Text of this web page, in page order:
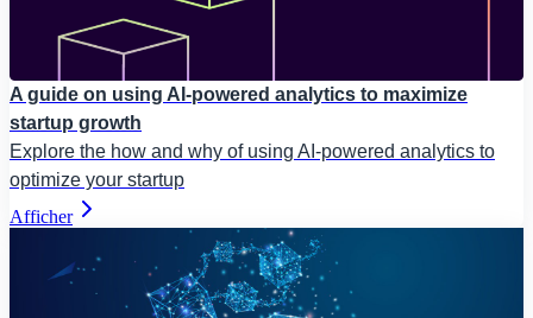
A guide on using AI-powered analytics to maximize
startup growth
Explore the how and why of using AI-powered analytics to
optimize your startup
Afficher